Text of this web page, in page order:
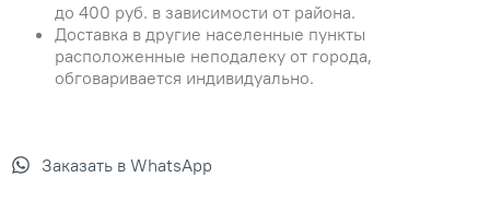
до 400 руб. в зависимости от района.
Доставка в другие населенные пункты
расположенные неподалеку от города,
обговаривается индивидуально.
Заказать в WhatsApp